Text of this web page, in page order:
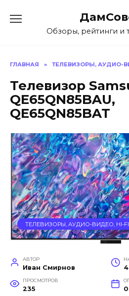
содержаниюОбзоры, рейтинги и
ГЛАВНАЯ » ТЕЛЕВИЗОРЫ, АУДИО-
Телевизор
QE65QN85BAU,
QE65QN85BAT
ТЕЛЕВИЗОРЫ, АУДИО-ВИДЕО, HI-FI
АВТОР
Иван Смирнов
ПРОСМОТРОВ
235